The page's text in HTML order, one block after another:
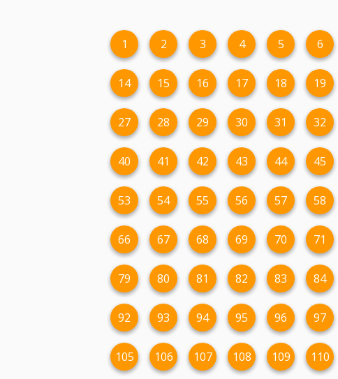
1 2 3 4 5 6
14 15 16 17 18 19
27 28 29 30 31 32
40 41 42 43 44 45
53 54 55 56 57 58
66 67 68 69 70 71
79 80 81 82 83 84
92 93 94 95 96 97
105 106 107 108 109 110